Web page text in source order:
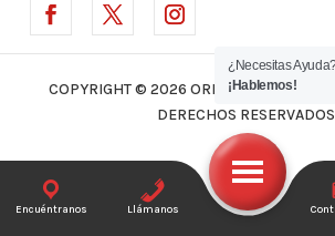
COPYRIGHT © 2026 ORLANDO
DERECHOS
¿Necesitas
¡Hablemos!
Encuéntranos Llámanos